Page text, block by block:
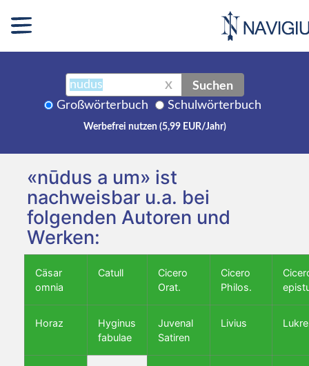
X Suchen
Großwörterbuch Schulwörterbuch
Werbefrei nutzen (5,99 EUR/Jahr)
«nūdus a um» ist
nachweisbar u.a. bei
folgenden Autoren und
Werken:
Cäsar
omnia
Catull
Cicero
Orat.
Cicero
Philos.
Horaz
Hyginus
fabulae
Juvenal
Satiren
Livius